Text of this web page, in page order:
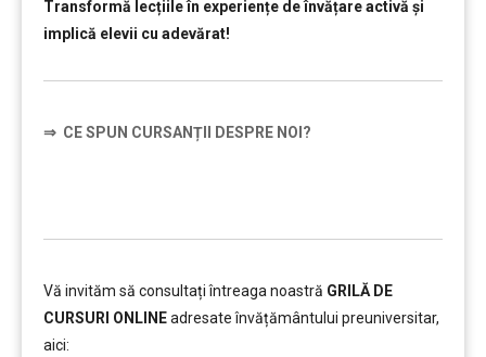
Transformă lecțiile în experiențe de învățare activă și
implică elevii cu adevărat!
⇒ CE SPUN CURSANȚII DESPRE NOI?
Vă invităm să consultați întreaga noastră GRILĂ DE
CURSURI ONLINEadresate învățământului preuniversitar,
aici: